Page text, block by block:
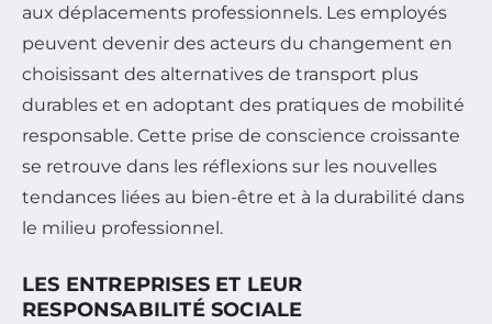
aux déplacements professionnels. Les employés
peuvent devenir des acteurs du changement en
choisissant des alternatives de transport plus
durables et en adoptant des pratiques de mobilité
responsable. Cette prise de conscience croissante
se retrouve dans les réflexions sur les nouvelles
tendances liées au bien-être et à la durabilité dans
le milieu professionnel.
LES ENTREPRISES ET LEUR
RESPONSABILITÉ SOCIALE